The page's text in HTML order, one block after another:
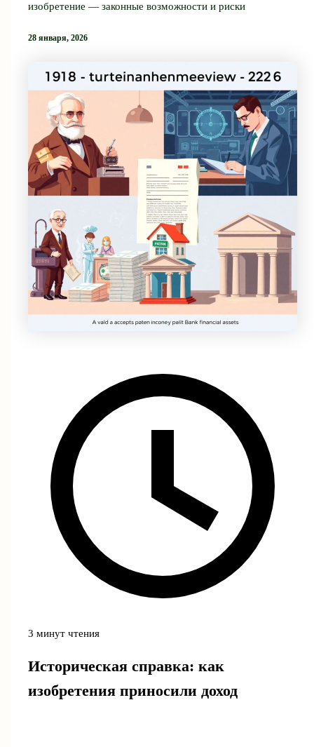
изобретение — законные возможности и риски
28 января, 2026
3 минут чтения
Историческая справка: как
изобретения приносили доход